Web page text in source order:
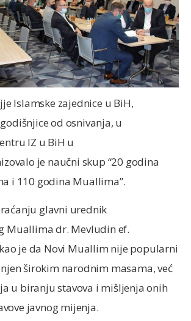
Islamske zajednice u BiH,
od osnivanja, u
IZ u BiH u
je naučni skup “20 godina
i 110 godina Muallima”.
glavni urednik
Muallima dr. Mevludin ef.
je da Novi Muallim nije popularni
širokim narodnim masama, već
u biranju stavova i mišljenja onih
javnog mijenja.